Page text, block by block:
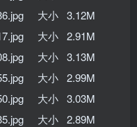
大小 3.12M
大小 2.91M
大小 3.13M
大小 2.99M
大小 3.03M
大小 2.89M